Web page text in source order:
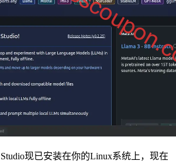
现已安装在你的Linux系统上，现在